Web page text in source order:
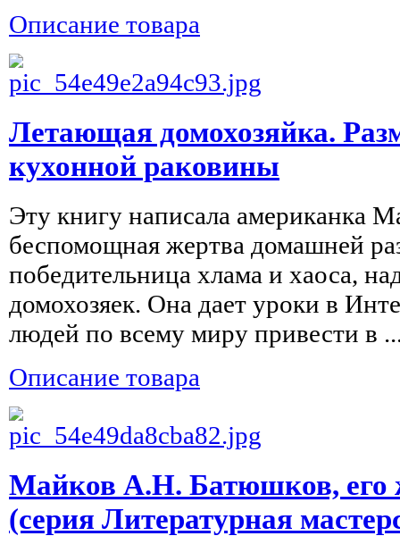
Описание товара
Летающая домохозяйка.
кухонной раковины
Эту книгу написала американка
беспомощная жертва домашней
победительница хлама и хаоса,
домохозяек. Она дает уроки в
людей по всему миру привести в
Описание товара
Майков А.Н. Батюшков, его
(серия Литературная